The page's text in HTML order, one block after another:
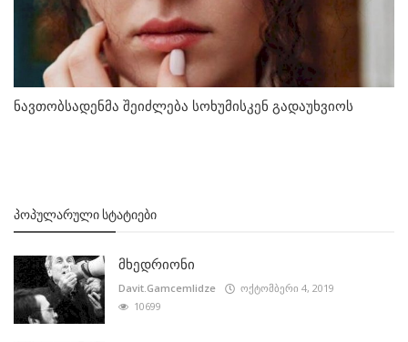
ნავთობსადენმა შეიძლება სოხუმისკენ გადაუხვიოს
ᲞᲝᲞᲣᲚᲐᲠᲣᲚᲘ ᲡᲢᲐᲢᲘᲔᲑᲘ
მხედრიონი
Davit.Gamcemlidze
ოქტომბერი 4, 2019
10699